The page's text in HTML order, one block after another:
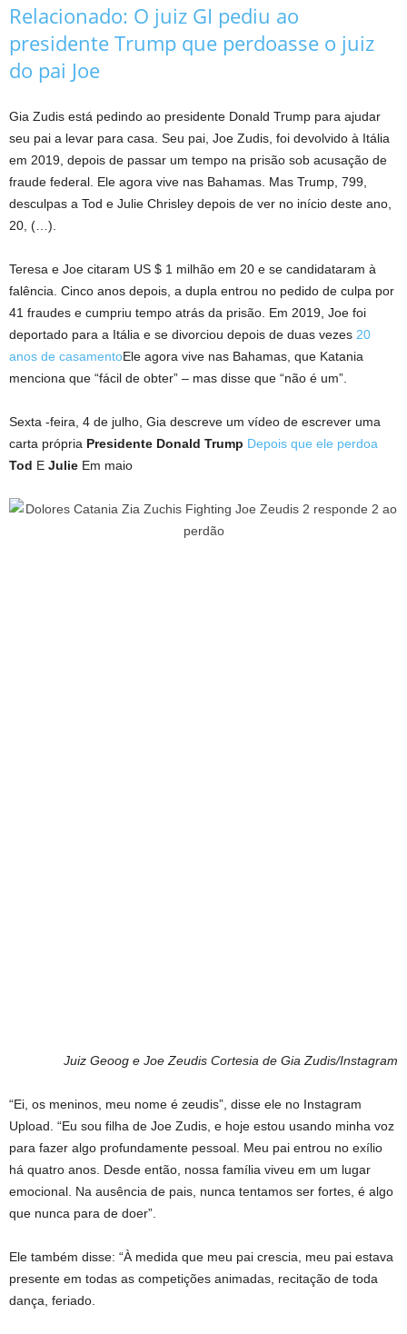
Relacionado: O juiz GI pediu ao
presidente Trump que perdoasse o juiz
do pai Joe
Gia Zudis está pedindo ao presidente Donald Trump para ajudar
seu pai a levar para casa. Seu pai, Joe Zudis, foi devolvido à Itália
em 2019, depois de passar um tempo na prisão sob acusação de
fraude federal. Ele agora vive nas Bahamas. Mas Trump, 799,
desculpas a Tod e Julie Chrisley depois de ver no início deste ano,
20, (…).
Teresa e Joe citaram US $ 1 milhão em 20 e se candidataram à
falência. Cinco anos depois, a dupla entrou no pedido de culpa por
41 fraudes e cumpriu tempo atrás da prisão. Em 2019, Joe foi
deportado para a Itália e se divorciou depois de duas vezes 20
anos de casamentoEle agora vive nas Bahamas, que Katania
menciona que “fácil de obter” – mas disse que “não é um”.
Sexta -feira, 4 de julho, Gia descreve um vídeo de escrever uma
carta própria Presidente Donald Trump Depois que ele perdoa
Tod E Julie Em maio
Juiz Geoog e Joe Zeudis Cortesia de Gia Zudis/Instagram
“Ei, os meninos, meu nome é zeudis”, disse ele no Instagram
Upload. “Eu sou filha de Joe Zudis, e hoje estou usando minha voz
para fazer algo profundamente pessoal. Meu pai entrou no exílio
há quatro anos. Desde então, nossa família viveu em um lugar
emocional. Na ausência de pais, nunca tentamos ser fortes, é algo
que nunca para de doer”.
Ele também disse: “À medida que meu pai crescia, meu pai estava
presente em todas as competições animadas, recitação de toda
dança, feriado.